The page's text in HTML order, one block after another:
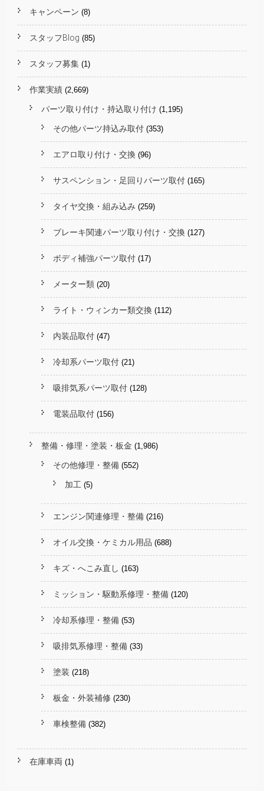
キャンペーン (8)
スタッフBlog (85)
スタッフ募集 (1)
作業実績 (2,669)
パーツ取り付け・持込取り付け (1,195)
その他パーツ持込み取付 (353)
エアロ取り付け・交換 (96)
サスペンション・足回りパーツ取付 (165)
タイヤ交換・組み込み (259)
ブレーキ関連パーツ取り付け・交換 (127)
ボディ補強パーツ取付 (17)
メーター類 (20)
ライト・ウィンカー類交換 (112)
内装品取付 (47)
冷却系パーツ取付 (21)
吸排気系パーツ取付 (128)
電装品取付 (156)
整備・修理・塗装・板金 (1,986)
その他修理・整備 (552)
加工 (5)
エンジン関連修理・整備 (216)
オイル交換・ケミカル用品 (688)
キズ・へこみ直し (163)
ミッション・駆動系修理・整備 (120)
冷却系修理・整備 (53)
吸排気系修理・整備 (33)
塗装 (218)
板金・外装補修 (230)
車検整備 (382)
在庫車両 (1)